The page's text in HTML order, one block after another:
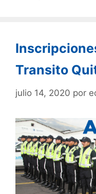
Transito
julio 14, 2020 por